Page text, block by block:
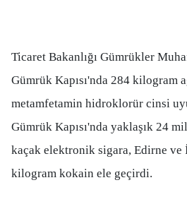
Ticaret Bakanlığı Gümrükler Muhafaza ekipleri, Esendere
Gümrük Kapısı'nda 284 kilogram
metamfetamin hidroklorür cinsi
Gümrük Kapısı'nda yaklaşık 24
kaçak elektronik sigara, Edirne ve
kilogram kokain ele geçirdi.